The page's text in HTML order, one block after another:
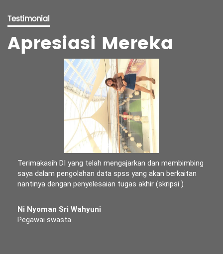
Testimonial
Apresiasi Mereka
Terima kasih DI telah mengajarkan dan membimbing saya
tentang Ilmu pengolaan data (SPSS), ilmu tersebut
sangat berguna dalam membuat skripsi.
Kadek Ayu Yuliantini
Mahasiswa